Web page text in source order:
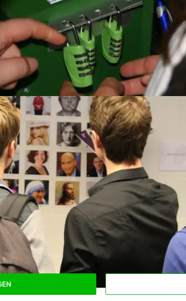
te verliezen? Of ga je voor de grote groene box?
en verlies…
teambuildingactiviteit. Teams versterken
begeleiders, doordachte puzzels,
van strategische denkers tot nieuwsgierige
het lijkt en beleef een avontuur vol spanning,